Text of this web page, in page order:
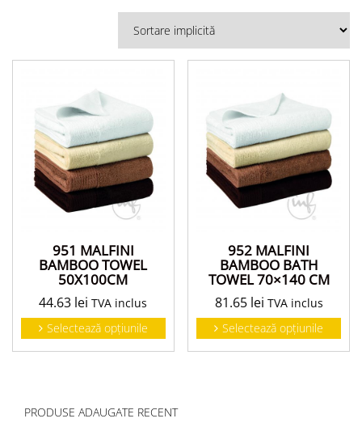
951 MALFINI
BAMBOO TOWEL
50X100CM
44.63 lei TVA inclus
Selectează opțiunile
952 MALFINI
BAMBOO BATH
TOWEL 70×140 CM
81.65 lei TVA inclus
Selectează opțiunile
PRODUSE ADAUGATE RECENT